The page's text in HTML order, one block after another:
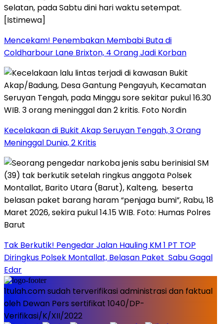
Mencekam! Penembakan Membabi Buta di
Coldharbour Lane Brixton, 4 Orang Jadi Korban
Kecelakaan di Bukit Akap Seruyan Tengah, 3 Orang
Meninggal Dunia, 2 Kritis
Tak Berkutik! Pengedar Jalan Hauling KM 1 PT TOP
Diringkus Polsek Montallat, Belasan Paket Sabu Gagal
Edar
1tulah.com sudah terverifikasi administrasi dan faktual
oleh Dewan Pers sertifikat 1040/DP-
Verifikasi/K/XII/2022